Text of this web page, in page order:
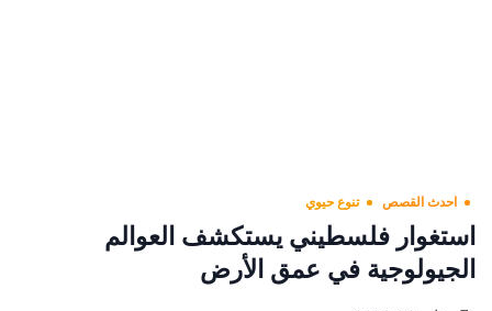
احدث القصص تنوع حيوي
استغوار فلسطيني يستكشف العوالم
الجيولوجية في عمق الأرض